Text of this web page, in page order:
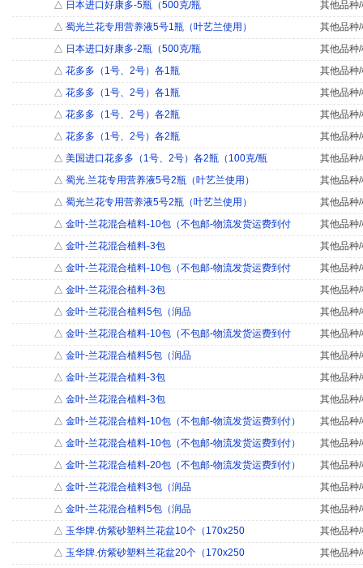
△ 日本进口好康多-5瓶（500克/瓶
其他品种
△ 蜀光兰花专用营养液5号1瓶（叶艺兰使用）
其他品种
△ 日本进口好康多-2瓶（500克/瓶
其他品种
△ 花多多（1号、2号）各1瓶
其他品种
△ 花多多（1号、2号）各1瓶
其他品种
△ 花多多（1号、2号）各2瓶
其他品种
△ 花多多（1号、2号）各2瓶
其他品种
△ 美国进口花多多（1号、2号）各2瓶（100克/瓶
其他品种
△ 蜀光.兰花专用营养液5号2瓶（叶艺兰使用）
其他品种
△ 蜀光兰花专用营养液5号2瓶（叶艺兰使用）
其他品种
△ 金叶-兰花混合植料-10包（不包邮-物流发货运费到付
其他品种
△ 金叶-兰花混合植料-3包
其他品种
△ 金叶-兰花混合植料-10包（不包邮-物流发货运费到付
其他品种
△ 金叶-兰花混合植料-3包
其他品种
△ 金叶-兰花混合植料5包（润品
其他品种
△ 金叶-兰花混合植料-10包（不包邮-物流发货运费到付
其他品种
△ 金叶-兰花混合植料5包（润品
其他品种
△ 金叶-兰花混合植料-3包
其他品种
△ 金叶-兰花混合植料-3包
其他品种
△ 金叶-兰花混合植料-10包（不包邮-物流发货运费到付）
其他品种
△ 金叶-兰花混合植料-10包（不包邮-物流发货运费到付）
其他品种
△ 金叶-兰花混合植料-20包（不包邮-物流发货运费到付）
其他品种
△ 金叶-兰花混合植料3包（润品
其他品种
△ 金叶-兰花混合植料5包（润品
其他品种
△ 玉华牌.仿紫砂塑料兰花盆10个（170x250
其他品种
△ 玉华牌.仿紫砂塑料兰花盆20个（170x250
其他品种